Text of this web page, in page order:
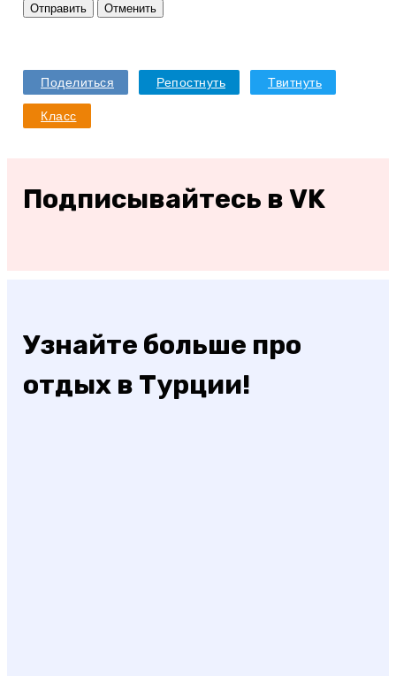
Отправить Отменить
Поделиться Репостнуть Твитнуть
Класс
Подписывайтесь в VK
Узнайте больше про
отдых в Турции!